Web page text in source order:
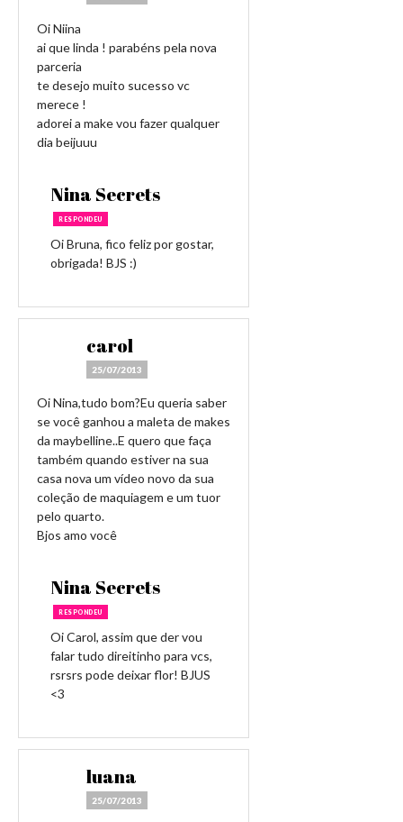
Oi Niina
ai que linda ! parabéns pela nova
parceria
te desejo muito sucesso vc
merece !
adorei a make vou fazer qualquer
dia beijuuu
Nina Secrets
RESPONDEU
Oi Bruna, fico feliz por gostar,
obrigada! BJS :)
carol
25/07/2013
Oi Nina,tudo bom?Eu queria saber
se você ganhou a maleta de makes
da maybelline..E quero que faça
também quando estiver na sua
casa nova um vídeo novo da sua
coleção de maquiagem e um tuor
pelo quarto.
Bjos amo você
Nina Secrets
RESPONDEU
Oi Carol, assim que der vou
falar tudo direitinho para vcs,
rsrsrs pode deixar flor! BJUS
<3
luana
25/07/2013